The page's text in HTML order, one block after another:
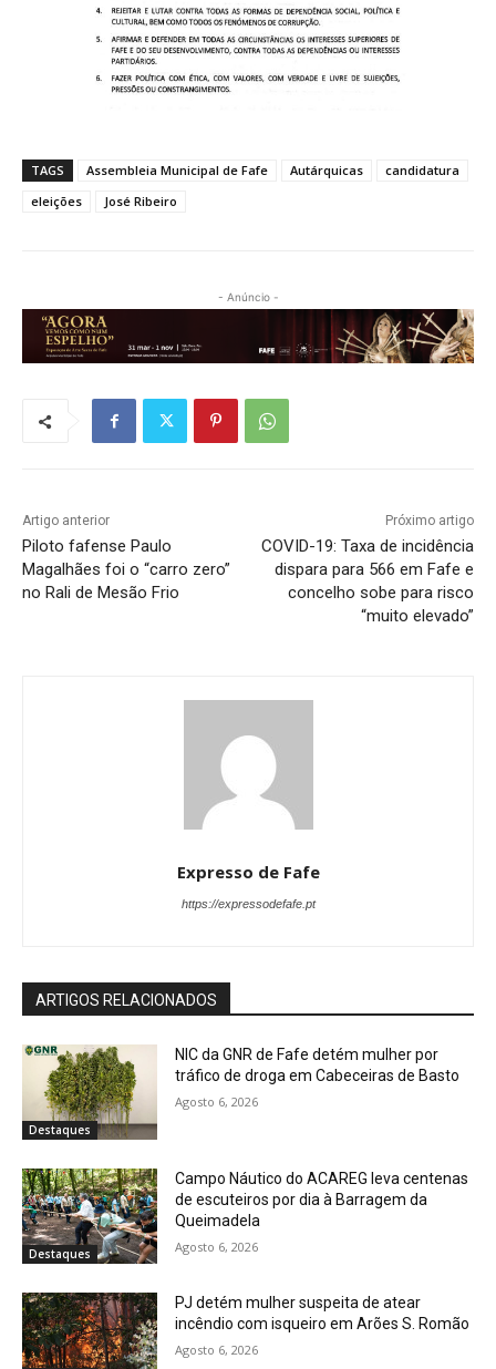
TAGS Assembleia Municipal de Fafe Autárquicas
candidatura
eleições
José Ribeiro
- Anúncio -
Artigo anterior
Piloto fafense Paulo
Magalhães foi o “carro zero”
no Rali de Mesão Frio
Próximo artigo
COVID-19: Taxa de incidência
dispara para 566 em Fafe e
concelho sobe para risco
“muito elevado”
Expresso de Fafe
https://expressodefafe.pt
ARTIGOS RELACIONADOS
Destaques
NIC da GNR de Fafe detém mulher por
tráfico de droga em Cabeceiras de Basto
Agosto 6, 2026
Destaques
Campo Náutico do ACAREG leva centenas
de escuteiros por dia à Barragem da
Queimadela
Agosto 6, 2026
PJ detém mulher suspeita de atear
incêndio com isqueiro em Arões S. Romão
Agosto 6, 2026